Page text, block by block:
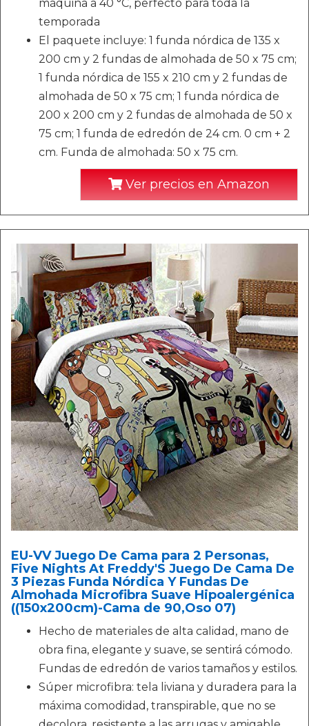
máquina a 40 °C, perfecto para toda la
temporada
El paquete incluye: 1 funda nórdica de 135 x
200 cm y 2 fundas de almohada de 50 x 75 cm;
1 funda nórdica de 155 x 210 cm y 2 fundas de
almohada de 50 x 75 cm; 1 funda nórdica de
200 x 200 cm y 2 fundas de almohada de 50 x
75 cm; 1 funda de edredón de 24 cm. 0 cm + 2
cm. Funda de almohada: 50 x 75 cm.
Ver precios en Amazon
EU-VV Juego De Cama para 2 Personas,
Five Nights At Freddy'S Juego De Cama De
3 Piezas Funda Nórdica Y Fundas De
Almohada Microfibra Suave Hipoalergénica
((150x200cm)-Cama de 90,Oso 07)
Hecho de materiales de alta calidad, mano de
obra fina, elegante y suave, se sentirá cómodo.
Fundas de edredón de varios tamaños y estilos.
Súper microfibra: tela liviana y duradera para la
máxima comodidad, transpirable, que no se